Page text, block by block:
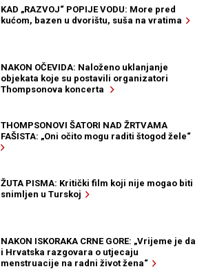
KAD „RAZVOJ“ POPIJE VODU: More pred
kućom, bazen u dvorištu, suša na vratima
NAKON OČEVIDA: Naloženo uklanjanje
objekata koje su postavili organizatori
Thompsonova koncerta
THOMPSONOVI ŠATORI NAD ŽRTVAMA
FAŠISTA: „Oni očito mogu raditi štogod žele“
ŽUTA PISMA: Kritički film koji nije mogao biti
snimljen u Turskoj
NAKON ISKORAKA CRNE GORE: „Vrijeme je da
i Hrvatska razgovara o utjecaju
menstruacije na radni život žena“